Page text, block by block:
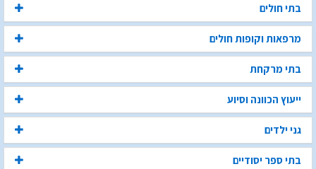
בתי חולים
מרפאות וקופות חולים
בתי מרקחת
ייעוץ הכוונה וסיוע
גני ילדים
בתי ספר יסודיים